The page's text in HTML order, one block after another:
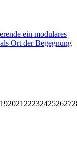
ein modulares
Ort der Begegnung
192021 222324252627